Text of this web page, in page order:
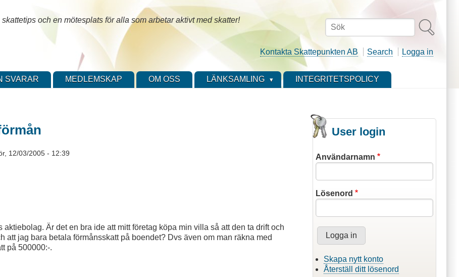
Sök
Kontakta Skattepunkten AB Search Logga in
och en mötesplats för alla som arbetar aktivt med skatter!
SVARAR MEDLEMSKAP OM OSS LÄNKSAMLING INTEGRITETSPOLICY
12/03/2005 - 12:39
aktiebolag. Är det en bra ide att mitt företag köpa min villa så att den ta drift och
att jag bara betala förmånsskatt på boendet? Dvs även om man räkna med
på 500000:-.
User login
Användarnamn
Lösenord
Skapa nytt konto
Återställ ditt lösenord